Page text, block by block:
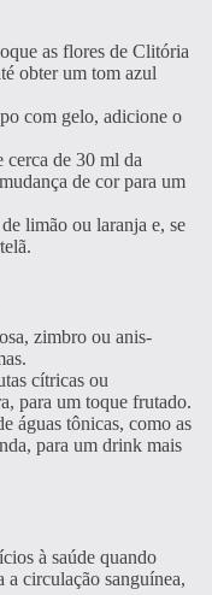
as flores de Clitória
obter um tom azul
com gelo, adicione o
cerca de 30 ml da
de cor para um
limão ou laranja e, se
zimbro ou anis-
cítricas ou
para um toque frutado.
águas tônicas, como as
para um drink mais
à saúde quando
circulação sanguínea,